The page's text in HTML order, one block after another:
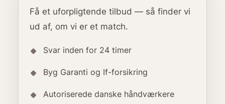
Få et uforpligtende tilbud — så finder vi
ud af, om vi er et match.
Svar inden for 24 timer
Byg Garanti og If-forsikring
Autoriserede danske håndværkere